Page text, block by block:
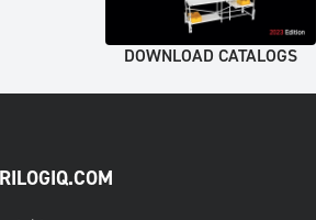
DOWNLOAD CATALOGS